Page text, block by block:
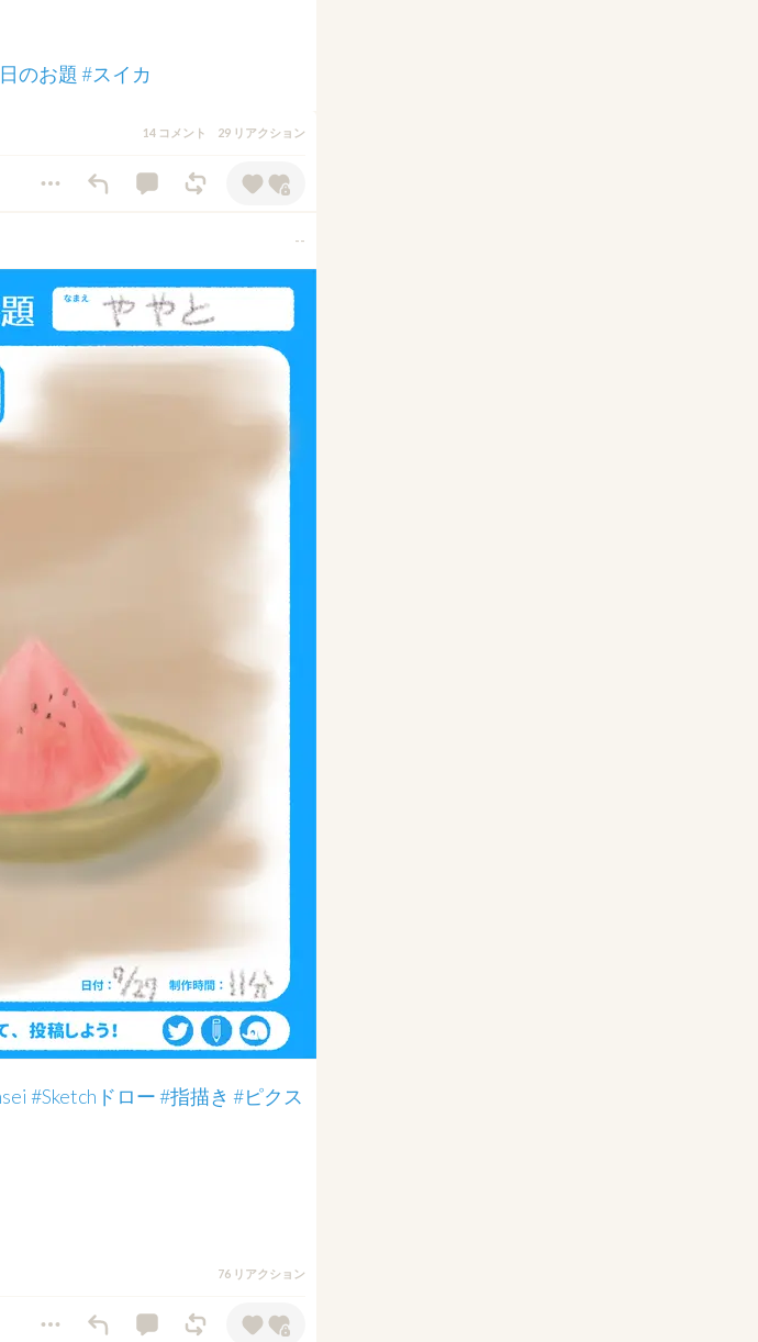
のお題 #スイカ
14 コメント 29 リアクション
--
#Sketchドロー#指描き #ピクス
76 リアクション